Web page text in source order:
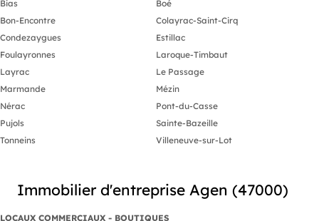
Agent
Tribunal de
Bias
Boé
Bon-Encontre
Colayrac-Saint-Cirq
Condezaygues
Estillac
Foulayronnes
Laroque-Timbaut
Layrac
Le Passage
Marmande
Mézin
Nérac
Pont-du-Casse
Pujols
Sainte-Bazeille
Tonneins
Villeneuve-sur-Lot
Immobilier d'entreprise Agen (47000)
LOCAUX COMMERCIAUX - BOUTIQUES